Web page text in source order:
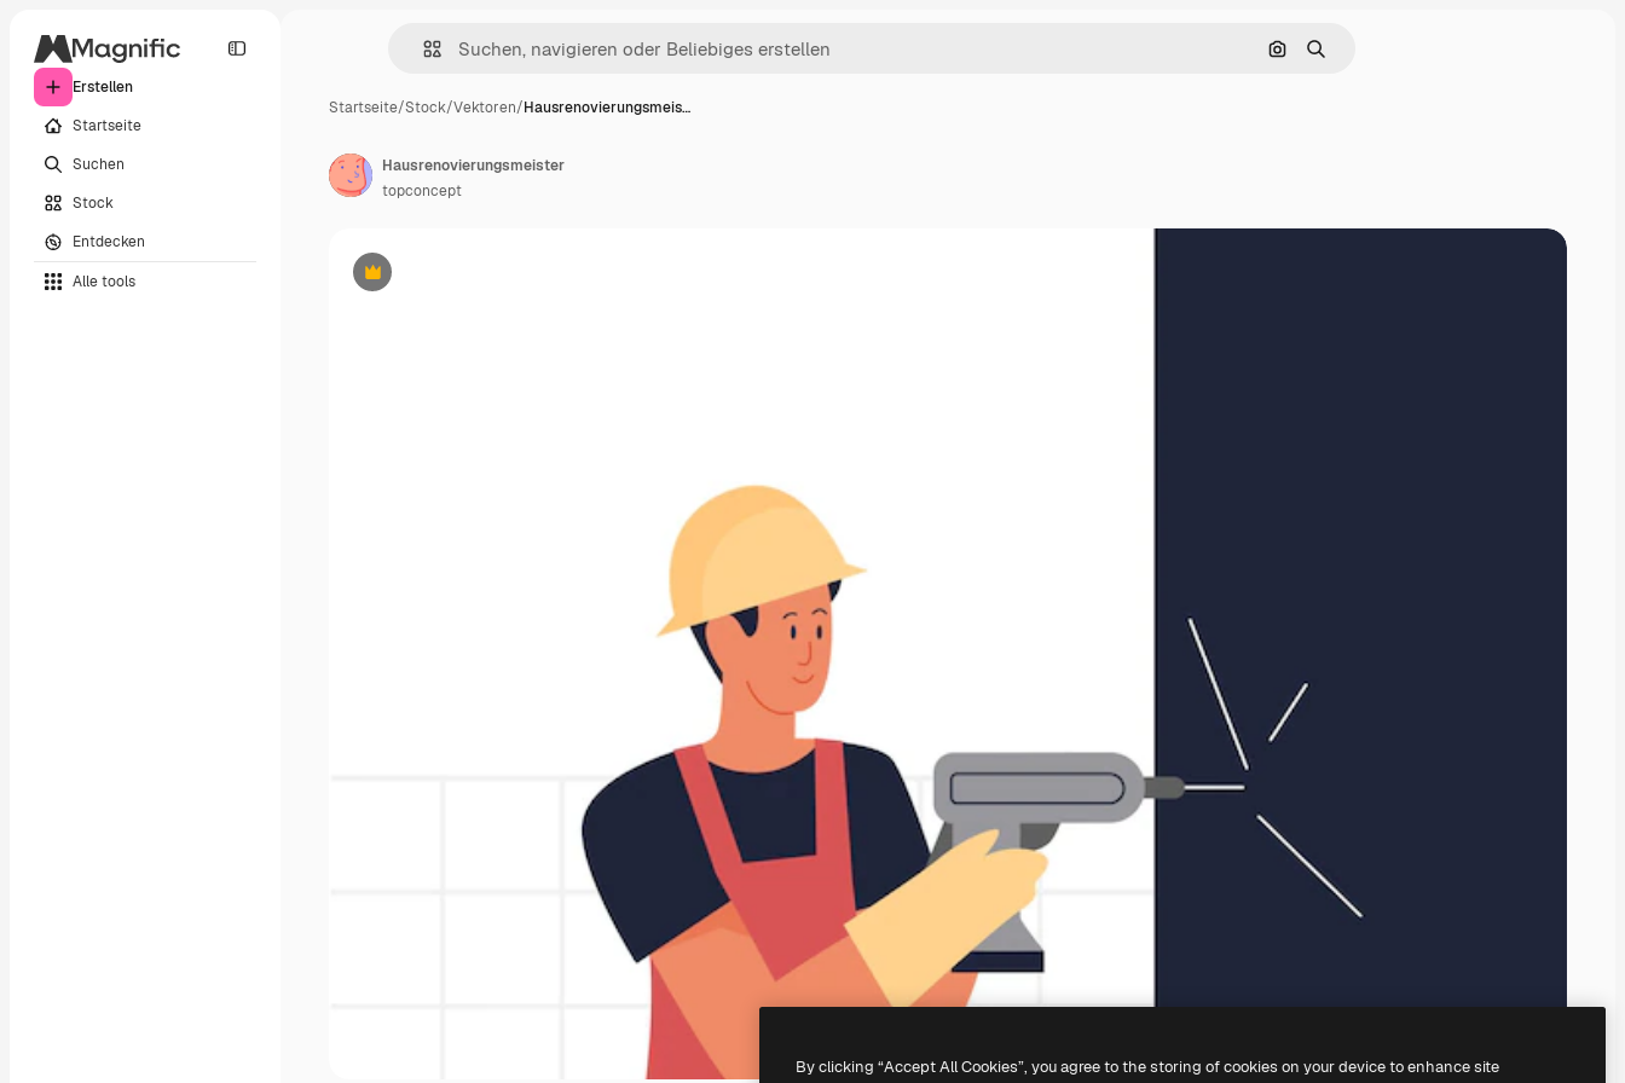
Erstellen
Startseite
Suchen
Stock
Entdecken
Alle tools
Nach Bild suchen
Suchen
Startseite/Stock/Vektoren/Hausrenovierungsmeis…
Premium
Hausrenovierungsmeister
topconcept
By clicking “Accept All Cookies”, you agree to the storing of cookies on your device to enhance site